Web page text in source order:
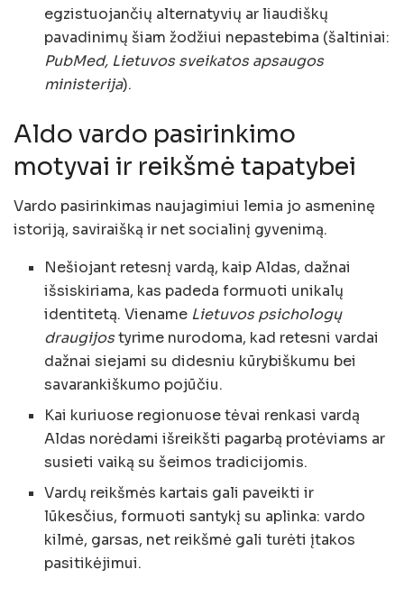
egzistuojančių alternatyvių ar liaudiškų
pavadinimų šiam žodžiui nepastebima (šaltiniai:
PubMed, Lietuvos sveikatos apsaugos
ministerija).
Aldo vardo pasirinkimo
motyvai ir reikšmė tapatybei
Vardo pasirinkimas naujagimiui lemia jo asmeninę
istoriją, saviraišką ir net socialinį gyvenimą.
Nešiojant retesnį vardą, kaip Aldas, dažnai
išsiskiriama, kas padeda formuoti unikalų
identitetą. Viename Lietuvos psichologų
draugijostyrime nurodoma, kad retesni vardai
dažnai siejami su didesniu kūrybiškumu bei
savarankiškumo pojūčiu.
Kai kuriuose regionuose tėvai renkasi vardą
Aldas norėdami išreikšti pagarbą protėviams ar
susieti vaiką su šeimos tradicijomis.
Vardų reikšmės kartais gali paveikti ir
lūkesčius, formuoti santykį su aplinka: vardo
kilmė, garsas, net reikšmė gali turėti įtakos
pasitikėjimui.